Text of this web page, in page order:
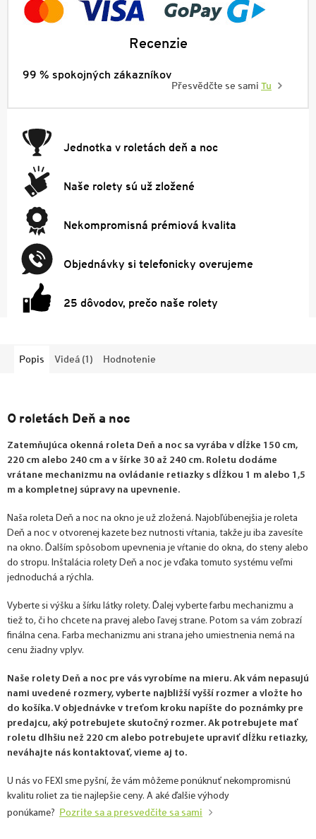
Recenzie
99 % spokojných zákazníkov
Přesvědčte se sami Tu
Jednotka v roletách deň a noc
Naše rolety sú už zložené
Nekompromisná prémiová kvalita
Objednávky si telefonicky overujeme
25 dôvodov, prečo naše rolety
Popis Videá (1) Hodnotenie
O roletách Deň a noc
Zatemňujúca okenná roleta Deň a noc sa vyrába v dĺžke 150 cm,
220 cm alebo 240 cm a v šírke 30 až 240 cm. Roletu dodáme
vrátane mechanizmu na ovládanie retiazky s dĺžkou 1 m alebo 1,5
m a kompletnej súpravy na upevnenie.
Naša roleta Deň a noc na okno je už zložená. Najobľúbenejšia je roleta
Deň a noc v otvorenej kazete bez nutnosti vŕtania, takže ju iba zavesíte
na okno. Ďalším spôsobom upevnenia je vŕtanie do okna, do steny alebo
do stropu. Inštalácia rolety Deň a noc je vďaka tomuto systému veľmi
jednoduchá a rýchla.
Vyberte si výšku a šírku látky rolety. Ďalej vyberte farbu mechanizmu a
tiež to, či ho chcete na pravej alebo ľavej strane. Potom sa vám zobrazí
finálna cena. Farba mechanizmu ani strana jeho umiestnenia nemá na
cenu žiadny vplyv.
Naše rolety Deň a noc pre vás vyrobíme na mieru. Ak vám nepasujú
nami uvedené rozmery, vyberte najbližší vyšší rozmer a vložte ho
do košíka. V objednávke v treťom kroku napíšte do poznámky pre
predajcu, aký potrebujete skutočný rozmer. Ak potrebujete mať
roletu dlhšiu než 220 cm alebo potrebujete upraviť dĺžku retiazky,
neváhajte nás kontaktovať, vieme aj to.
U nás vo FEXI sme pyšní, že vám môžeme ponúknuť nekompromisnú
kvalitu roliet za tie najlepšie ceny. A aké ďalšie výhody
ponúkame? Pozrite sa a presvedčite sa sami